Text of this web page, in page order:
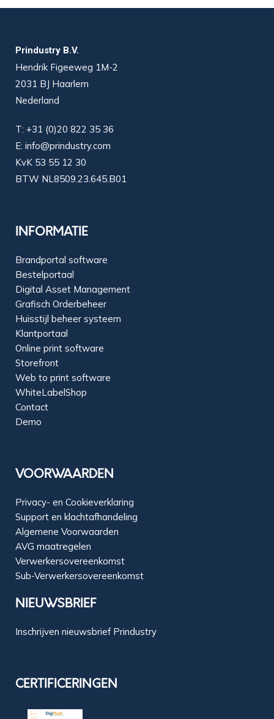
Prindustry B.V.
Hendrik Figeeweg 1M-2
2031 BJ Haarlem
Nederland
T: +31 (0)20 822 35 36
E: info@prindustry.com
KvK 53 55 12 30
BTW NL8509.23.645.B01
INFORMATIE
Brandportal software
Bestelportaal
Digital Asset Management
Grafisch Orderbeheer
Huisstijl beheer systeem
Klantportaal
Online print software
Storefront
Web to print software
WhiteLabelShop
Contact
Demo
VOORWAARDEN
Privacy- en Cookieverklaring
Support en klachtafhandeling
Algemene Voorwaarden
AVG maatregelen
Verwerkersovereenkomst
Sub-Verwerkersovereenkomst
NIEUWSBRIEF
Inschrijven nieuwsbrief Prindustry
CERTIFICERINGEN